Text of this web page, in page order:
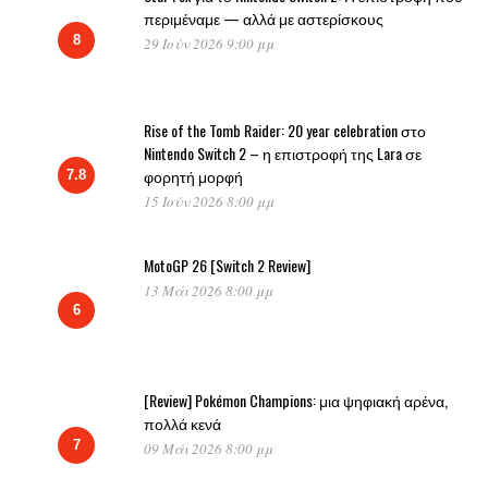
8
περιμέναμε — αλλά με αστερίσκους
29 Ιούν 2026 9:00 μμ
7.8
Rise of the Tomb Raider: 20 year celebration στο
Nintendo Switch 2 – η επιστροφή της Lara σε
φορητή μορφή
15 Ιούν 2026 8:00 μμ
6
MotoGP 26 [Switch 2 Review]
13 Μάι 2026 8:00 μμ
7
[Review] Pokémon Champions: μια ψηφιακή αρένα,
πολλά κενά
09 Μάι 2026 8:00 μμ